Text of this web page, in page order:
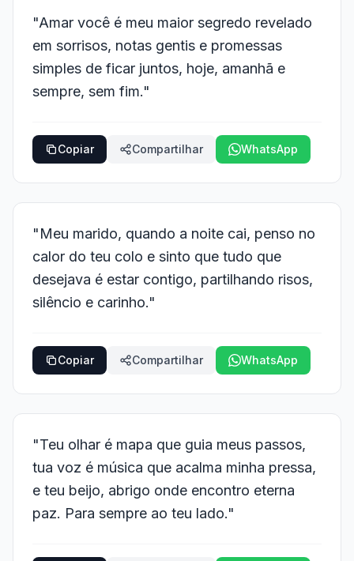
"Amar você é meu maior segredo revelado
em sorrisos, notas gentis e promessas
simples de ficar juntos, hoje, amanhã e
sempre, sem fim."
Copiar Compartilhar WhatsApp
"Meu marido, quando a noite cai, penso no
calor do teu colo e sinto que tudo que
desejava é estar contigo, partilhando risos,
silêncio e carinho."
Copiar Compartilhar WhatsApp
"Teu olhar é mapa que guia meus passos,
tua voz é música que acalma minha pressa,
e teu beijo, abrigo onde encontro eterna
paz. Para sempre ao teu lado."